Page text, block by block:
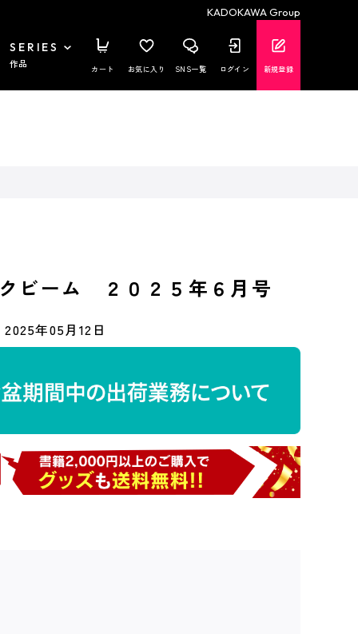
KADOKAWA Group
SERIES
作品 カート お気に入り SNS一覧 ログイン 新規登録
ビーム ２０２５年６月号
2025年05月12日